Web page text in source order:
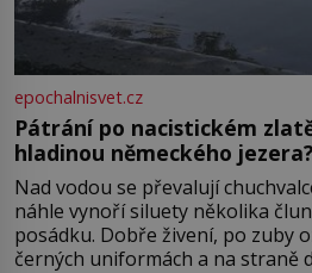
epochalnisvet.cz
Pátrání po nacistickém
hladinou německého jezera?
Nad vodou se převalují
náhle vynoří siluety několika
posádku. Dobře živení, po zuby
černých uniformách a na straně